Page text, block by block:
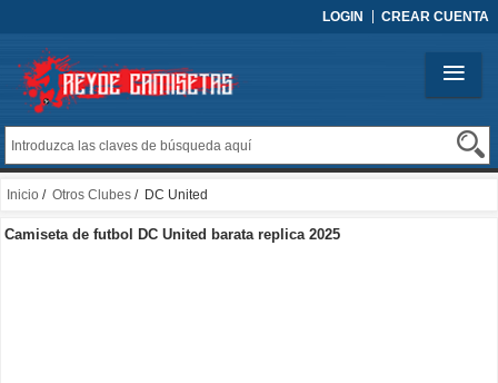
LOGIN CREAR CUENTA
Inicio / Otros Clubes / DC United
Camiseta de futbol DC United barata replica 2025